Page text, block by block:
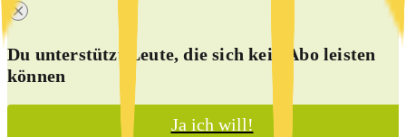
Du unterstützt Leute, die sich kein Abo leisten
können
Ja ich will!